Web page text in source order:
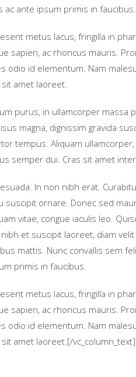
ante ipsum primis in faucibus.
metus lacus, fringilla in
sapien, ac rhoncus mauris.
odio id elementum. Nam
amet laoreet.
purus, in ullamcorper massa
magna, dignissim gravida
tempus. Aliquam
semper dui. Cras sit amet
In non nibh erat.
suscipit ornare. Donec sed
vitae, congue iaculis leo.
et suscipit laoreet, diam
mattis. Nunc convallis sem
primis in faucibus.
metus lacus, fringilla in
sapien, ac rhoncus mauris.
odio id elementum. Nam
amet laoreet.[/